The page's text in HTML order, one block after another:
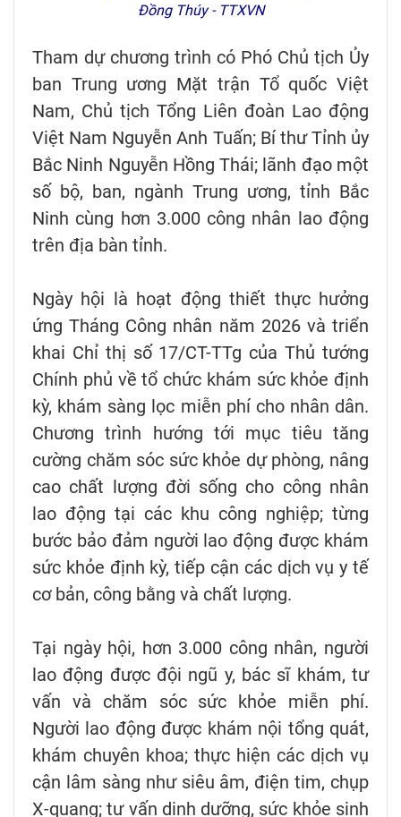
Đồng Thúy - TTXVN
Tham dự chương trình có Phó Chủ tịch Ủy
ban Trung ương Mặt trận Tổ quốc Việt
Nam, Chủ tịch Tổng Liên đoàn Lao động
Việt Nam Nguyễn Anh Tuấn; Bí thư Tỉnh ủy
Bắc Ninh Nguyễn Hồng Thái; lãnh đạo một
số bộ, ban, ngành Trung ương, tỉnh Bắc
Ninh cùng hơn 3.000 công nhân lao động
trên địa bàn tỉnh.
Ngày hội là hoạt động thiết thực hưởng
ứng Tháng Công nhân năm 2026 và triển
khai Chỉ thị số 17/CT-TTg của Thủ tướng
Chính phủ về tổ chức khám sức khỏe định
kỳ, khám sàng lọc miễn phí cho nhân dân.
Chương trình hướng tới mục tiêu tăng
cường chăm sóc sức khỏe dự phòng, nâng
cao chất lượng đời sống cho công nhân
lao động tại các khu công nghiệp; từng
bước bảo đảm người lao động được khám
sức khỏe định kỳ, tiếp cận các dịch vụ y tế
cơ bản, công bằng và chất lượng.
Tại ngày hội, hơn 3.000 công nhân, người
lao động được đội ngũ y, bác sĩ khám, tư
vấn và chăm sóc sức khỏe miễn phí.
Người lao động được khám nội tổng quát,
khám chuyên khoa; thực hiện các dịch vụ
cận lâm sàng như siêu âm, điện tim, chụp
X-quang; tư vấn dinh dưỡng, sức khỏe sinh